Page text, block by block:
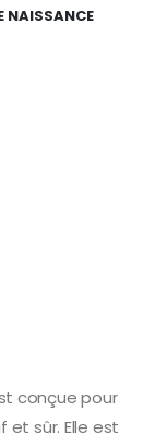
NAISSANCE
conçue pour
sûr. Elle est